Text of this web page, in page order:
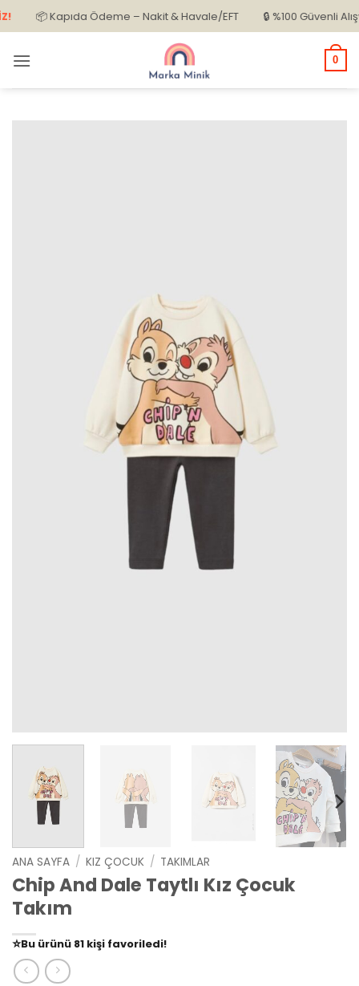
İçeriğe
atla
📦 Kapıda Ödeme – Nakit & Havale/EFT 🔒 %100 Güvenli Alışveriş
0
ANA SAYFA / KIZ ÇOCUK / TAKIMLAR
Chip And Dale Taytlı Kız Çocuk
Takım
⭐️Bu ürünü 81 kişi favoriledi!
🛒39 kişisepetine ekledi!
✅ Bugün 14 adet